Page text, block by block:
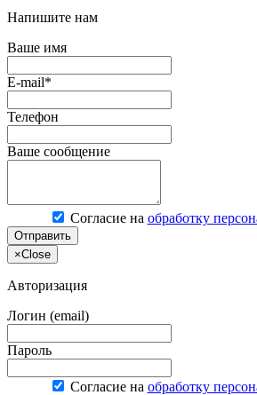
Напишите нам
Ваше имя
E-mail*
Телефон
Ваше сообщение
Согласие на обработку
Отправить
×Close
Авторизация
Логин (email)
Пароль
Согласие на обработку